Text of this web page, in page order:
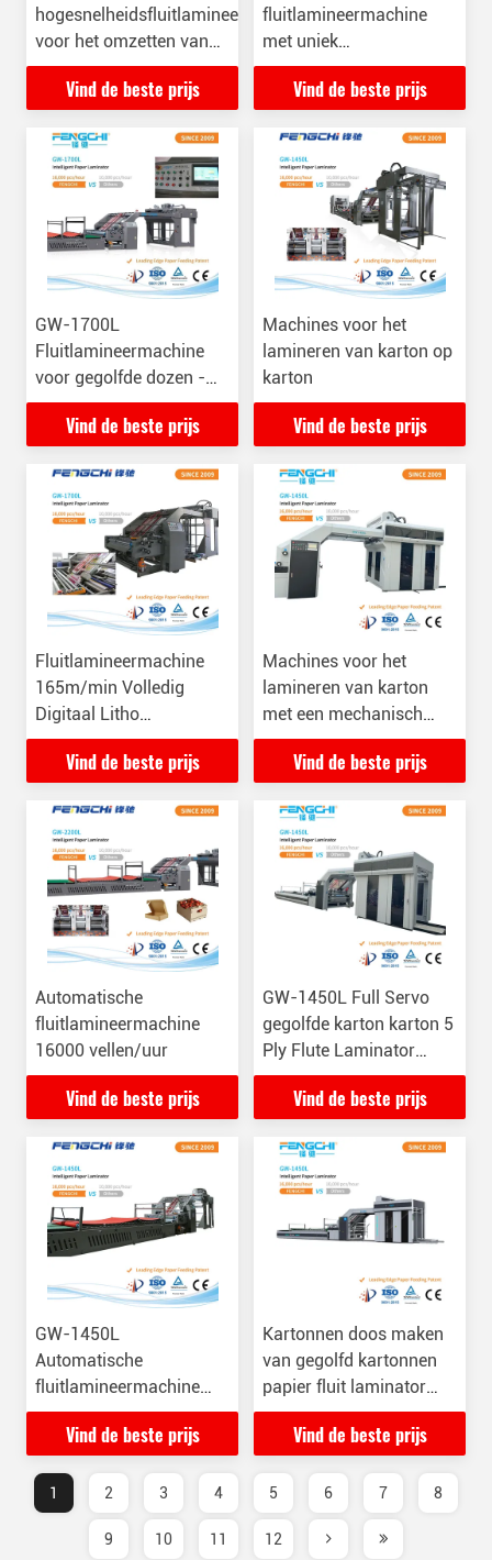
hogesnelheidsfluitlamineermachine
voor het omzetten van
papier na het afdrukken
Vind de beste prijs
fluitlamineermachine
met uniek
papiervoedingssysteem
Vind de beste prijs
GW-1700L
Fluitlamineermachine
voor gegolfde dozen -
16000 vellen/uur
Anticorrosive Post
Vind de beste prijs
Machines voor het
lamineren van karton op
karton
Vind de beste prijs
Fluitlamineermachine
165m/min Volledig
Digitaal Litho
Fluitlamineerder
Vind de beste prijs
Machines voor het
lamineren van karton
met een mechanisch
aangedreven type
Vind de beste prijs
Automatische
fluitlamineermachine
16000 vellen/uur
Vind de beste prijs
GW-1450L Full Servo
gegolfde karton karton 5
Ply Flute Laminator
Machine
Vind de beste prijs
GW-1450L
Automatische
fluitlamineermachine
voor vervormd karton
Vind de beste prijs
Kartonnen doos maken
van gegolfd kartonnen
papier fluit laminator
machine 8000KG
Vind de beste prijs
1 2 3 4 5 6 7 8
9 10 11 12